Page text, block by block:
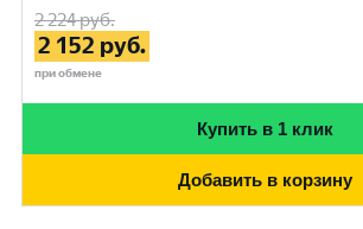
2 224руб.
2 152 руб.
при обмене
Купить в 1 клик
Добавить в корзину